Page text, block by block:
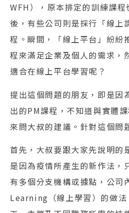
WFH），原本排定的訓練課
後，有些公司則是採行「線上
程。瞬間，「線上平台」紛紛
程來滿足企業及個人的需求，
適合在線上平台學習呢？
提出這個問題的朋友，即是因
出的PM課程，不知道與實體
來問大叔的建議。針對這個問
首先，大叔要跟大家先說明的
是因為疫情所產生的新作法，
有多個分支機構或據點，公司
Learning（線上學習）的做法